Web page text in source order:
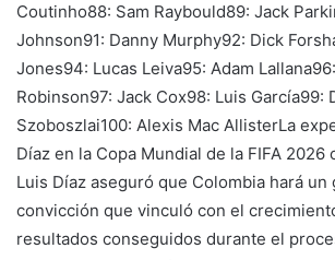
Coutinho88: Sam Raybould89: Jack
Johnson91: Danny Murphy92: Dick
Jones94: Lucas Leiva95: Adam
Robinson97: Jack Cox98: Luis García99:
Szoboszlai100: Alexis Mac AllisterLa
Díaz en la Copa Mundial de la FIFA 2026
Luis Díaz aseguró que Colombia hará un
convicción que vinculó con el
resultados conseguidos durante el